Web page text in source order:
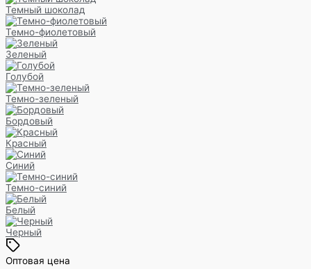
Темный шоколад
Темно-фиолетовый
Зеленый
Голубой
Темно-зеленый
Бордовый
Красный
Синий
Темно-синий
Белый
Черный
Оптовая цена